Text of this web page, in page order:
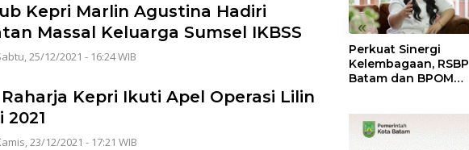
Kepri Marlin Agustina Hadiri
Massal Keluarga Sumsel IKBSS
25/12/2021 - 16:24 WIB
Kepri Ikuti Apel Operasi Lilin
2021
23/12/2021 - 17:21 WIB
«
Perkuat Sinergi
Kelembagaan, RSBP
Batam dan BPOM
Obat Aman